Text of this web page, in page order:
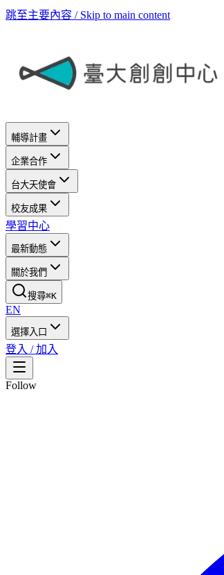
跳至主要內容 / Skip to main content
輔導計畫
企業合作
台大天使會
校友成果
學習中心
最新動態
關於我們
搜尋⌘K
EN
選擇入口
登入 / 加入
Follow